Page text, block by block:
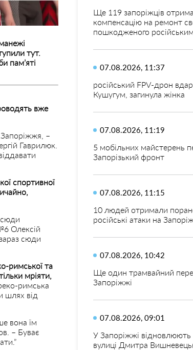
тут.
пам’яті
вже
–
Гаврилюк.
спортивної
сюди
Олексій
сюди
римської та
мріяти,
римська
шлях від
вона їм
– Буває
Ще 119 запоріжців
компенсацію на ремонт
пошкодженого
07.08.2026, 11:37
російський FPV-дрон
Кушугум, загинула жінка
07.08.2026, 11:19
5 мобільних майстерень
Запорізький фронт
07.08.2026, 11:15
10 людей отримали
російські атаки на
07.08.2026, 10:42
Ще один трамвайний
Запоріжжі
07.08.2026, 09:01
У Запоріжжі відновлюють
вулиці Дмитра